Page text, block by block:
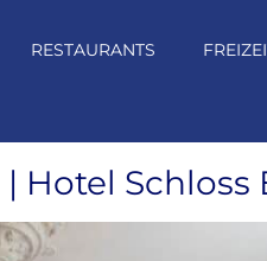
RESTAURANTS
Hotel Schloss